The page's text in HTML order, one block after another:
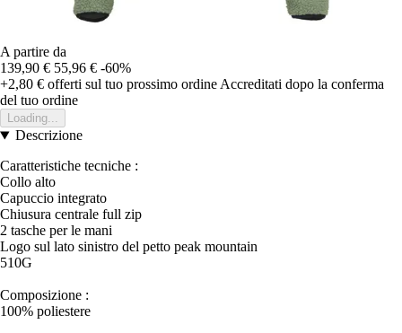
A partire da
139,90 € 55,96 € -60%
+2,80 € offerti sul tuo prossimo ordine Accreditati dopo la conferma
del tuo ordine
Loading...
Descrizione
Caratteristiche tecniche :
Collo alto
Capuccio integrato
Chiusura centrale full zip
2 tasche per le mani
Logo sul lato sinistro del petto peak mountain
510G
Composizione :
100% poliestere